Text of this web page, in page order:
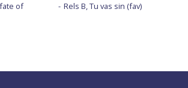
of Rels B, Tu vas sin (fav)